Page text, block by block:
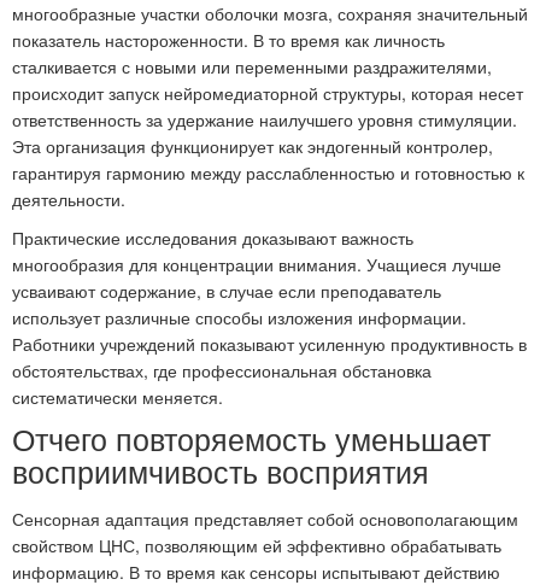
многообразные участки оболочки мозга, сохраняя значительный
показатель настороженности. В то время как личность
сталкивается с новыми или переменными раздражителями,
происходит запуск нейромедиаторной структуры, которая несет
ответственность за удержание наилучшего уровня стимуляции.
Эта организация функционирует как эндогенный контролер,
гарантируя гармонию между расслабленностью и готовностью к
деятельности.
Практические исследования доказывают важность
многообразия для концентрации внимания. Учащиеся лучше
усваивают содержание, в случае если преподаватель
использует различные способы изложения информации.
Работники учреждений показывают усиленную продуктивность в
обстоятельствах, где профессиональная обстановка
систематически меняется.
Отчего повторяемость уменьшает
восприимчивость восприятия
Сенсорная адаптация представляет собой основополагающим
свойством ЦНС, позволяющим ей эффективно обрабатывать
информацию. В то время как сенсоры испытывают действию